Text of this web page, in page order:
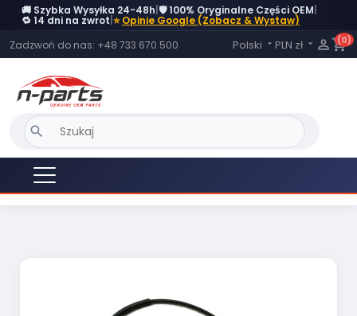
🚚 Szybka Wysyłka 24-48h 🛡️ 100% Oryginalne Części OEM
🔁 14 dni na zwrot ⭐Opinie Google (Zobacz & Wystaw)
Zadzwoń do nas: +48 733 670 500 Język:
Polski  PLN zł   shopping_cart
(0)
search
OBECNIE BRAK NA STANIE